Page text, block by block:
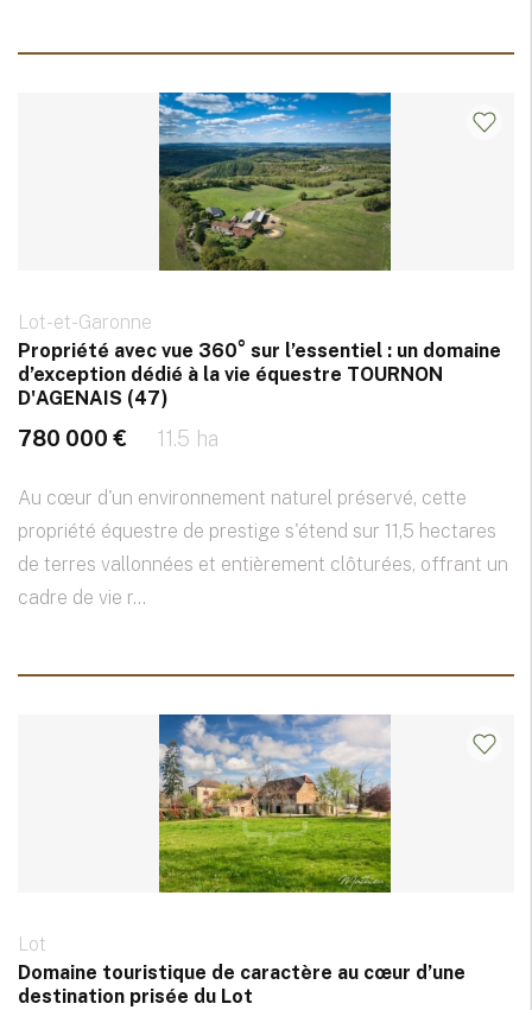
Lot-et-Garonne
Propriété avec vue 360° sur l’essentiel : un domaine
d’exception dédié à la vie équestre TOURNON
D'AGENAIS (47)
780 000 € 11.5 ha
Au cœur d'un environnement naturel préservé, cette
propriété équestre de prestige s'étend sur 11,5 hectares
de terres vallonnées et entièrement clôturées, offrant un
cadre de vie r...
Lot
Domaine touristique de caractère au cœur d’une
destination prisée du Lot